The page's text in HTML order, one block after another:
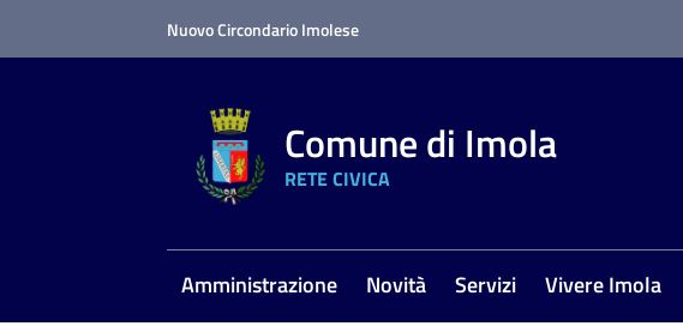
Nuovo Circondario Imolese
Comune di Imola
RETE CIVICA
Amministrazione Novità Servizi Vivere Imola